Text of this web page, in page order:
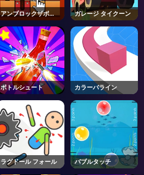
アンブロックザボー
ル
ガレージ タイクーン
ボトルシュート カラーバライン
ラグドール フォール バブルタッチ